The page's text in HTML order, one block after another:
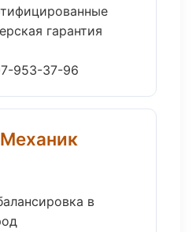
гарантия
953-37-96
в